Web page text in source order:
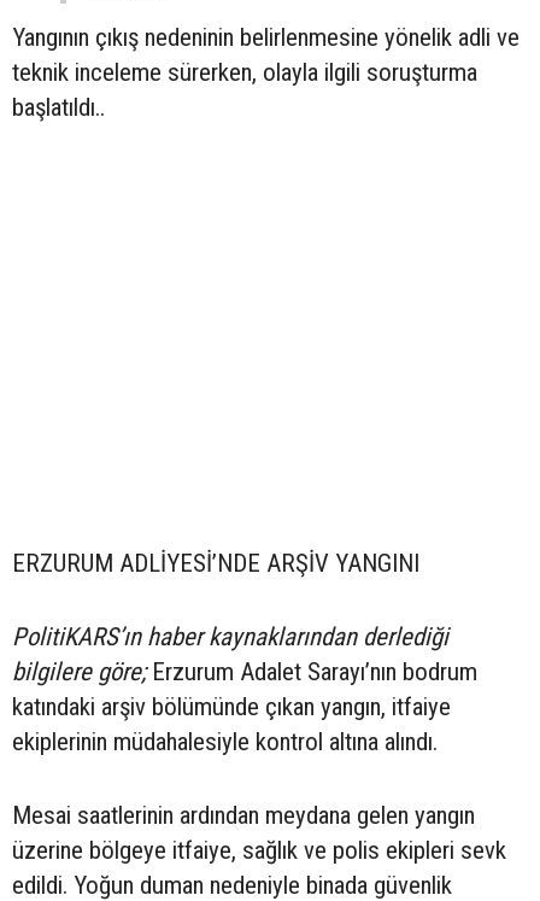
Yangının çıkış nedeninin belirlenmesine yönelik adli ve
teknik inceleme sürerken, olayla ilgili soruşturma
başlatıldı..
ERZURUM ADLİYESİ’NDE ARŞİV YANGINI
PolitiKARS’ın haber kaynaklarından derlediği
bilgilere göre;Erzurum Adalet Sarayı’nın bodrum
katındaki arşiv bölümünde çıkan yangın, itfaiye
ekiplerinin müdahalesiyle kontrol altına alındı.
Mesai saatlerinin ardından meydana gelen yangın
üzerine bölgeye itfaiye, sağlık ve polis ekipleri sevk
edildi. Yoğun duman nedeniyle binada güvenlik